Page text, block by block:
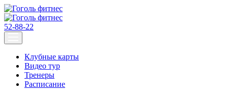
52-88-22
Клубные карты
Видео тур
Тренеры
Расписание